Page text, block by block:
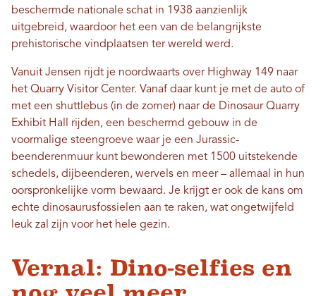
beschermde nationale schat in 1938 aanzienlijk
uitgebreid, waardoor het een van de belangrijkste
prehistorische vindplaatsen ter wereld werd.
Vanuit Jensen rijdt je noordwaarts over Highway 149 naar
het Quarry Visitor Center. Vanaf daar kunt je met de auto of
met een shuttlebus (in de zomer) naar de Dinosaur Quarry
Exhibit Hall rijden, een beschermd gebouw in de
voormalige steengroeve waar je een Jurassic-
beenderenmuur kunt bewonderen met 1500 uitstekende
schedels, dijbeenderen, wervels en meer – allemaal in hun
oorspronkelijke vorm bewaard. Je krijgt er ook de kans om
echte dinosaurusfossielen aan te raken, wat ongetwijfeld
leuk zal zijn voor het hele gezin.
Vernal: Dino-selfies en